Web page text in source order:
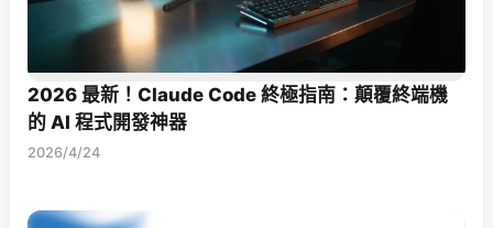
2026 最新！Claude Code 終極指南：顛覆終端機
的 AI 程式開發神器
2026/4/24